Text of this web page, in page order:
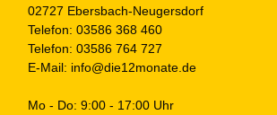
02727 Ebersbach-Neugersdorf
Telefon: 03586 368 460
Telefon: 03586 764 727
E-Mail: info@die12monate.de
Mo - Do: 9:00 - 17:00 Uhr